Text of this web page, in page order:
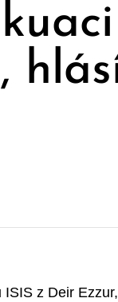
z Deir Ezzur,